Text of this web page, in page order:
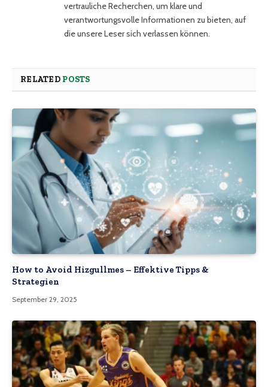
vertrauliche Recherchen, um klare und
verantwortungsvolle Informationen zu bieten, auf
die unsere Leser sich verlassen können.
RELATED POSTS
How to Avoid Hizgullmes – Effektive Tipps &
Strategien
September 29, 2025